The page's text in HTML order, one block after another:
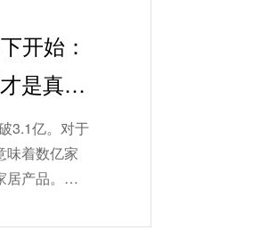
开始：
是真正
3.1亿。对于
味着数亿家
居产品。然